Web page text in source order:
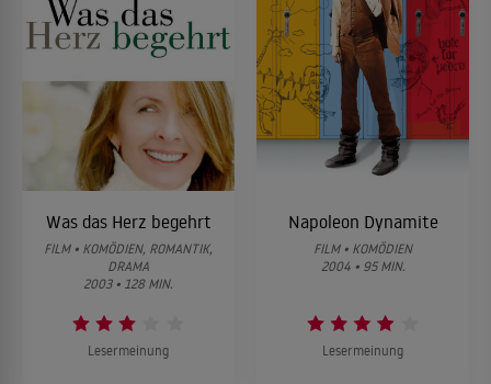
Was das Herz begehrt
FILM • KOMÖDIEN, ROMANTIK,
DRAMA
2003 • 128 MIN.
Lesermeinung
Napoleon Dynamite
FILM • KOMÖDIEN
2004 • 95 MIN.
Lesermeinung